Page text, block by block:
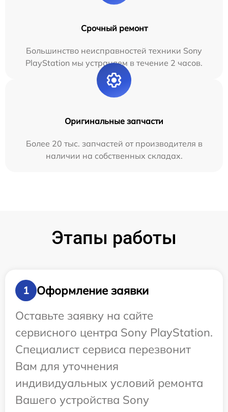
Срочный ремонт
Большинство неисправностей техники Sony
PlayStation мы устраняем в течение 2 часов.
Оригинальные запчасти
Более 20 тыс. запчастей от производителя в
наличии на собственных складах.
Этапы работы
1
Оформление заявки
Оставьте заявку на сайте
сервисного центра Sony PlayStation.
Специалист сервиса перезвонит
Вам для уточнения
индивидуальных условий ремонта
Вашего устройства Sony